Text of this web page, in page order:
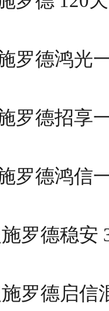
施罗德稳
施罗德启